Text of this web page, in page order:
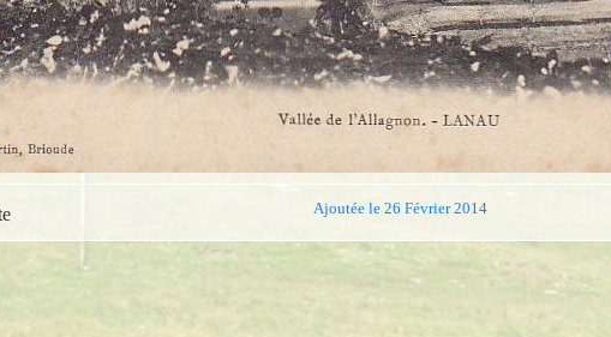
Ajoutée le 26 Février 2014